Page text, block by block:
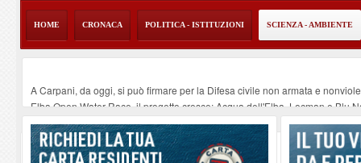
HOME CRONACA POLITICA - ISTITUZIONI SCIENZA - AMBIENTE
A Carpani, da oggi, si può firmare per la Difesa civile non armata e
Elba Open Water Race, il progetto cresce: Acqua dell'Elba, Locman e Blu
Serata musicale all'Oratorio di Santo Stefano alle Trane
07-08-2026
Stasera a Procchio il Quiz Musicale- 07-08-2026
Francesco Guccini a Genova. La vodka e la focaccia - 07-08-2026